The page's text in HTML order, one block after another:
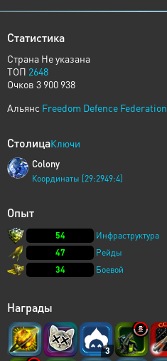
Статистика
Страна Не указана
ТОП 2648
Очков 3 900 938
Альянс Freedom Defence Federation
СтолицаКлючи
Colony
Координаты [29:2949:4]
Опыт
54
Инфраструктура
47
Рейды
34
Боевой
Награды
3